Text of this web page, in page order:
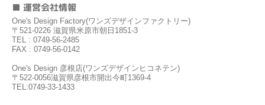
■ 運営会社情報
One's Design Factory(ワンズデザインファクトリー)
〒521-0226 滋賀県米原市朝日1851-3
TEL : 0749-56-2485
FAX : 0749-56-0142
One's Design 彦根店(ワンズデザインヒコネテン)
〒522-0056滋賀県彦根市開出今町1369-4
TEL:0749-33-1433